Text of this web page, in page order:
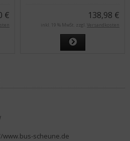
€ 138,98 €
inkl. 19 % MwSt. zzgl. Versandkosten
scheune.de